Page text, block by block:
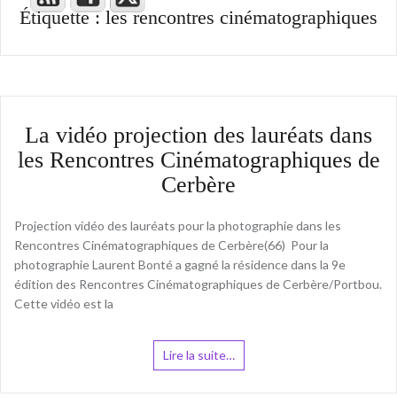
Étiquette :les rencontres cinématographiques
La vidéo projection des lauréats dans
les Rencontres Cinématographiques de
Cerbère
Projection vidéo des lauréats pour la photographie dans les
Rencontres Cinématographiques de Cerbère(66) Pour la
photographie Laurent Bonté a gagné la résidence dans la 9e
édition des Rencontres Cinématographiques de Cerbère/Portbou.
Cette vidéo est la
Lire la suite…